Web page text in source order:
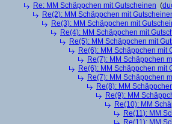
Re: MM Schäppchen mit Gutscheinen (
Re(2): MM Schäppchen mit
Re(3): MM Schäppchen mit
Re(4): MM Schäppchen mit
Re(5): MM Schäppchen mit
Re(6): MM Schäppchen mit
Re(7): MM Schäppchen
Re(6): MM Schäppchen mit
Re(7): MM Schäppchen
Re(8): MM
Re(9): MM
Re(10): MM
Re(11): MM
Re(11): MM